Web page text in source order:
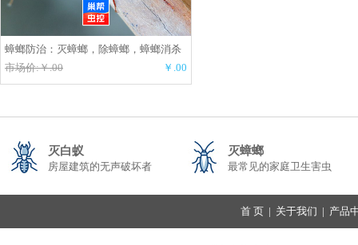
蟑螂防治：灭蟑螂，除蟑螂，蟑螂消杀
市场价:￥.00
￥.00
灭白蚁
房屋建筑的无声破坏者
灭蟑螂
最常见的家庭卫生害虫
首 页 | 关于我们 | 产品